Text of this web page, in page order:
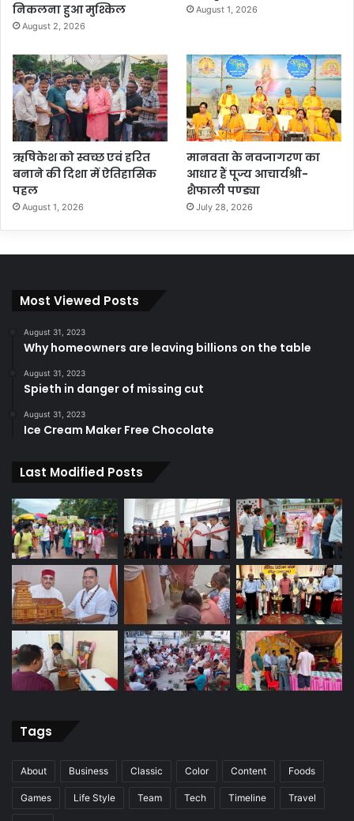
निकलना हुआ मुश्किल
August 2, 2026
August 1, 2026
ऋषिकेश को स्वच्छ एवं हरित
बनाने की दिशा में ऐतिहासिक
पहल
August 1, 2026
मानवता के नवजागरण का
आधार हैं पूज्य आचार्यश्री-
शैफाली पण्ड्या
July 28, 2026
Most Viewed Posts
August 31, 2023
Why homeowners are leaving billions on the table
August 31, 2023
Spieth in danger of missing cut
August 31, 2023
Ice Cream Maker Free Chocolate
Last Modified Posts
Tags
About Business Classic Color Content Foods
Games Life Style Team Tech Timeline Travel